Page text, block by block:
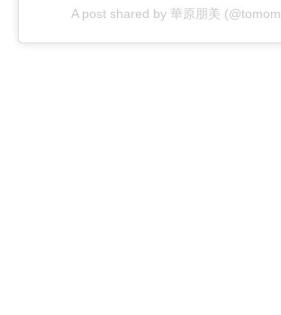
A post shared by 華原朋美